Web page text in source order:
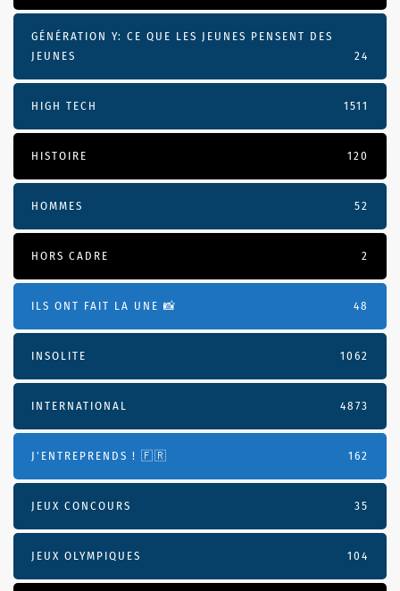
GÉNÉRATION Y: CE QUE LES JEUNES PENSENT DES
JEUNES
24
HIGH TECH 1511
HISTOIRE 120
HOMMES 52
HORS CADRE 2
ILS ONT FAIT LA UNE 📸 48
INSOLITE 1062
INTERNATIONAL 4873
J'ENTREPRENDS ! 🇫🇷 162
JEUX CONCOURS 35
JEUX OLYMPIQUES 104